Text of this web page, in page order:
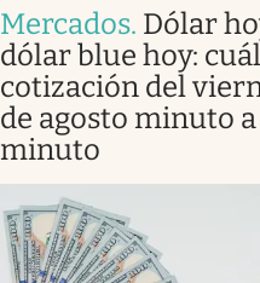
Mercados. Dólar
dólar blue hoy:
cotización del
de agosto minuto a
minuto